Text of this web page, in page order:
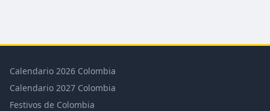
Calendario 2026 Colombia
Calendario 2027 Colombia
Festivos de Colombia